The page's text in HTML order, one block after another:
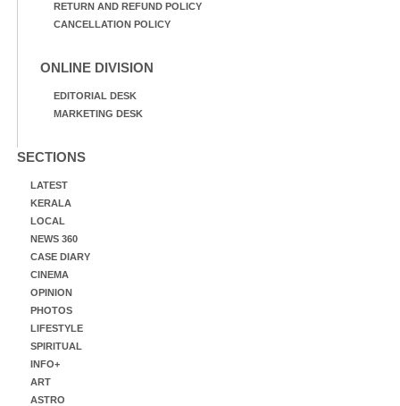
RETURN AND REFUND POLICY
CANCELLATION POLICY
ONLINE DIVISION
EDITORIAL DESK
MARKETING DESK
SECTIONS
LATEST
KERALA
LOCAL
NEWS 360
CASE DIARY
CINEMA
OPINION
PHOTOS
LIFESTYLE
SPIRITUAL
INFO+
ART
ASTRO